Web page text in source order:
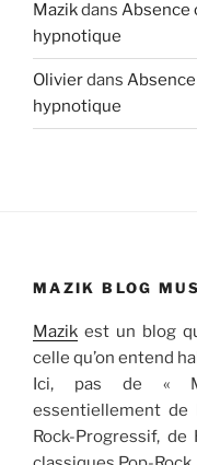
Mazikdans Absence
hypnotique
Olivierdans
hypnotique
MAZIK BLOG
Mazik est un blog
celle qu’on entend
Ici, pas de «
essentiellement de
Rock-Progressif, de